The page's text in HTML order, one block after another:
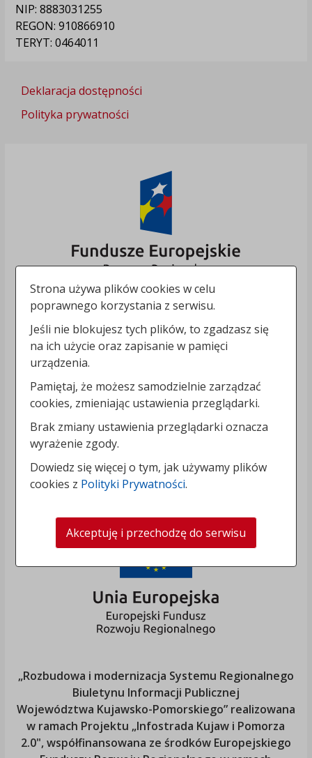
NIP: 8883031255
REGON: 910866910
TERYT: 0464011
Deklaracja dostępności
Polityka prywatności
„Rozbudowa i modernizacja Systemu Regionalnego
Biuletynu Informacji Publicznej
Województwa Kujawsko-Pomorskiego” realizowana
w ramach Projektu „Infostrada Kujaw i Pomorza
2.0", współfinansowana ze środków Europejskiego
Strona używa plików cookies w celu
poprawnego korzystania z serwisu.
Jeśli nie blokujesz tych plików, to zgadzasz się
na ich użycie oraz zapisanie w pamięci
urządzenia.
Pamiętaj, że możesz samodzielnie zarządzać
cookies, zmieniając ustawienia przeglądarki.
Brak zmiany ustawienia przeglądarki oznacza
wyrażenie zgody.
Dowiedz się więcej o tym, jak używamy plików
cookies z Polityki Prywatności.
Akceptuję i przechodzę do serwisu